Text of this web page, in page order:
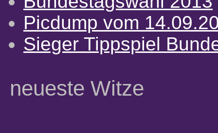
Picdump vom
Sieger Tippspiel
neueste Witze